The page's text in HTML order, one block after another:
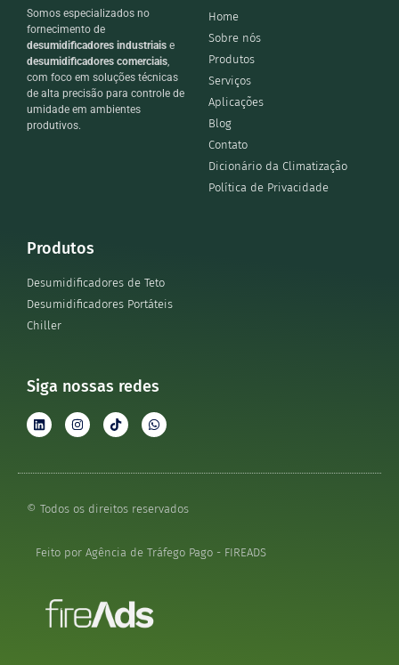
Somos especializados no
fornecimento de
desumidificadores industriais e
desumidificadores comerciais
com foco em soluções técnicas
de alta precisão para controle de
umidade em ambientes
produtivos.
Home
Sobre nós
Produtos
Serviços
Aplicações
Blog
Contato
Dicionário da Climatização
Política de Privacidade
Produtos
Desumidificadores de Teto
Desumidificadores Portáteis
Chiller
Siga nossas redes
© Todos os direitos reservados
Feito por Agência de Tráfego Pago - FIREADS